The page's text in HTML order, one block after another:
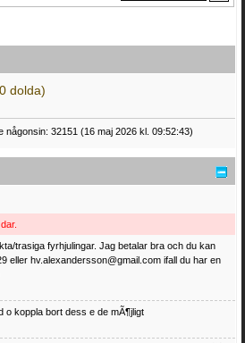
dolda)
någonsin: 32151 (16 maj 2026 kl. 09:52:43)
trasiga fyrhjulingar. Jag betalar bra och du kan
eller hv.alexandersson@gmail.com ifall du har en
o koppla bort dess e de mÃ¶jligt